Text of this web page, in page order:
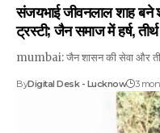
संजयभाई जीवनलाल शाह बने
ट्रस्टी; जैन समाज में हर्ष,
mumbai: जैन शासन की सेवा और
ByDigital Desk - Lucknow 3